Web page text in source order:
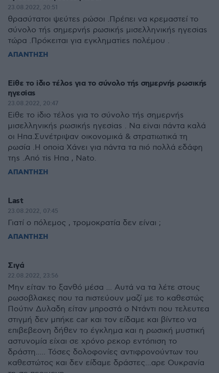
23.08.2022, 20:51
θρασύτατοι ψεύτεs ρώσοι .Πρέπει να κρεμαστεί το
σύνολο τήs σημερνήs ρωσικήs μισελληνικήs ηγεσiαs
τώρα .Πρόκειται για εγκληματiεs πολέμου .
ΑΠΑΝΤΗΣΗ
Eiθε το iδιο τέλοs για το σύνολο τήs σημερνήs ρωσικήs
ηγεσiαs
23.08.2022, 20:47
Eiθε το iδιο τέλοs για το σύνολο τήs σημερνήs
μισελληνικήs ρωσικήs ηγεσiαs . Να εiναι πάντα καλά
οι Ηπα.Συνέτριψαν οικονομικά & στρατιωτικά τη
ρωσία .H oπoiα Xάνει για πάντα τα πιό πολλά εδάφη
τηs .Από τis Ηπα , Νatο.
ΑΠΑΝΤΗΣΗ
Last
23.08.2022, 07:45
Γιατί ο πόλεμος , τρομοκρατία δεν είναι ;
ΑΠΑΝΤΗΣΗ
Σιγά
22.08.2022, 23:56
Μην είταν το ξανθό μέσα ... Αυτά να τα λέτε στους
ρωσοβλακες που τα πιστεύουν μαζί με το καθεστώς
Πούτιν Δυλαδη είταν μπροστά ο Ντάντι που τελευτεα
στιγμή δεν μπήκε car και τον είδαμε και βίντεο να
επιβεβεονη δήθεν το έγκλημα και η ρωσική μυστική
αστυνομία είχαι σε χρόνο ρεκορ εντόπιση το
δράστη..... Τόσες δολοφονίες αντιφρονούντων του
καθεστώτος και δεν είδαμε δράστες...αρε Ουκρανία